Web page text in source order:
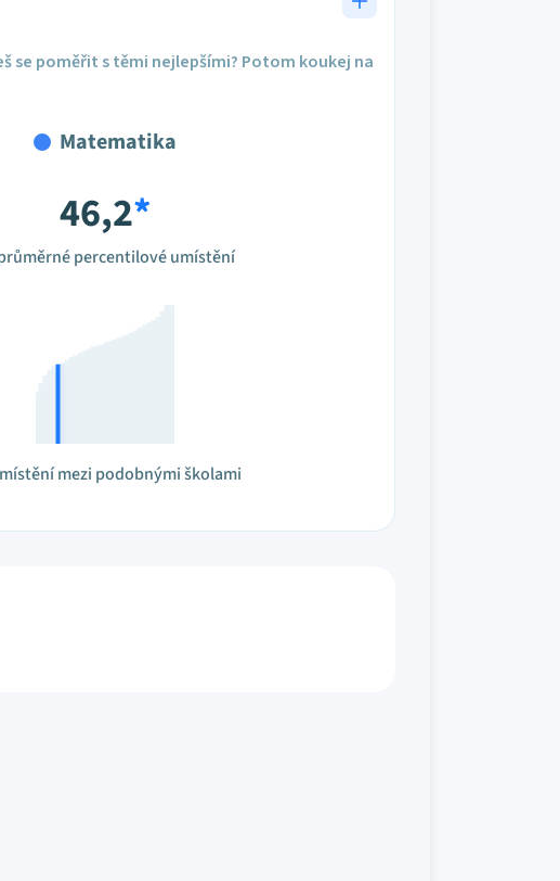
se poměřit s těmi nejlepšími? Potom koukej na
Matematika
46,2*
percentilové umístění
mezi podobnými školami